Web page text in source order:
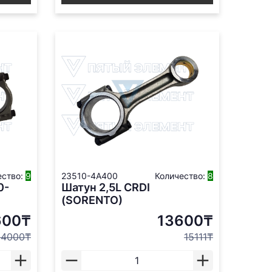
9 23510-4A400 Количество: 8
Шатун 2,5L CRDI
(SORENTO)
13600₸
15111₸